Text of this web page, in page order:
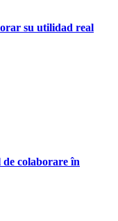
su utilidad real
colaborare în